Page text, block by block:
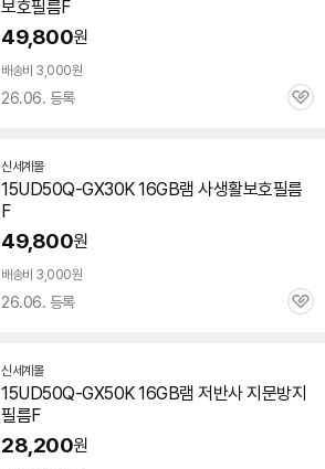
보호필름F
49,800원
배송비 3,000원
26.06. 등록
관
신세계몰
15UD50Q-GX30K 16GB램 사생활보호필름
F
49,800원
배송비 3,000원
26.06. 등록
관
신세계몰
15UD50Q-GX50K 16GB램 저반사 지문방지
필름F
28,200원